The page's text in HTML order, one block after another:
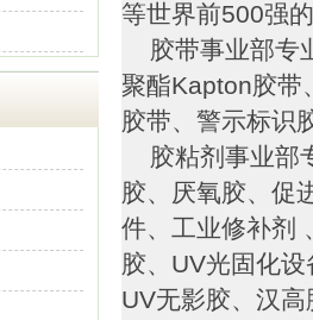
等世界前500强
胶带事业部专
聚酯Kapton胶带
胶带、警示标识
胶粘剂事业部
胶、厌氧胶、促
件、工业修补剂
胶、UV光固化
UV无影胶、汉